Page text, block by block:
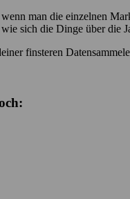
man die einzelnen
sich die Dinge über die
finsteren